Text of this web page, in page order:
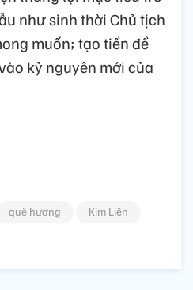
như sinh thời Chủ tịch
muốn; tạo tiền đề
kỷ nguyên mới của
quê hương
Kim Liên